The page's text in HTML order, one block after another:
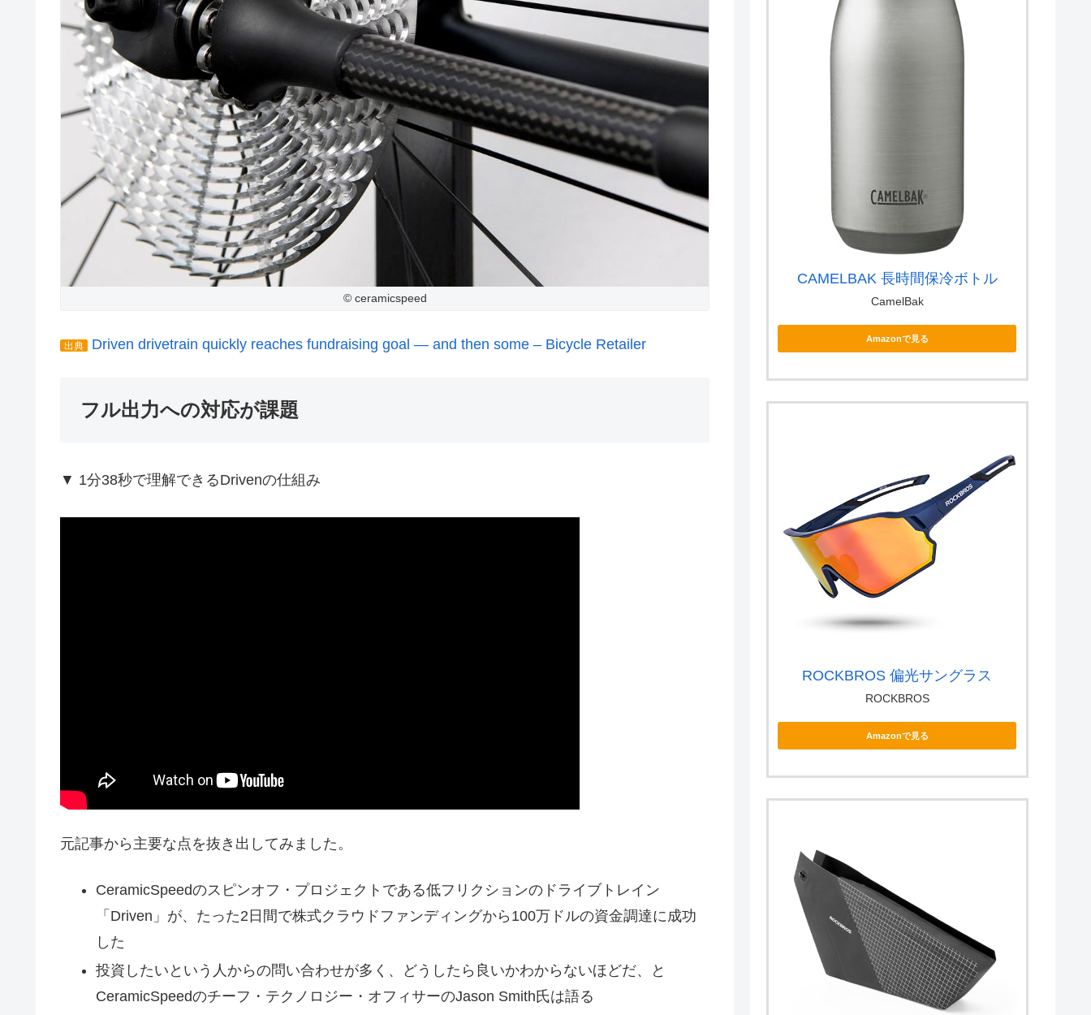
© ceramicspeed
出典 Driven drivetrain quickly reaches fundraising goal — and then some – Bicycle Retailer
フル出力への対応が課題
▼ 1分38秒で理解できるDrivenの仕組み
元記事から主要な点を抜き出してみました。
CeramicSpeedのスピンオフ・プロジェクトである低フリクションのドライブトレイン
「Driven」が、たった2日間で株式クラウドファンディングから100万ドルの資金調達に成功
した
投資したいという人からの問い合わせが多く、どうしたら良いかわからないほどだ、と
CeramicSpeedのチーフ・テクノロジー・オフィサーのJason Smith氏は語る
CAMELBAK 長時間保冷ボトル
CamelBak
Amazonで見る
ROCKBROS 偏光サングラス
ROCKBROS
Amazonで見る